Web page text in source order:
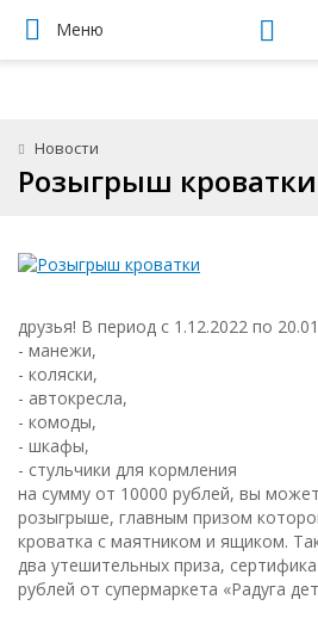
Меню
Новости
Розыгрыш кроватки
друзья! В период с 1.12.2022 по
- манежи,
- коляски,
- автокресла,
- комоды,
- шкафы,
- стульчики для кормления
на сумму от 10000 рублей, вы
розыгрыше, главным призом
кроватка с маятником и ящиком.
два утешительных приза,
рублей от супермаркета «Радуга